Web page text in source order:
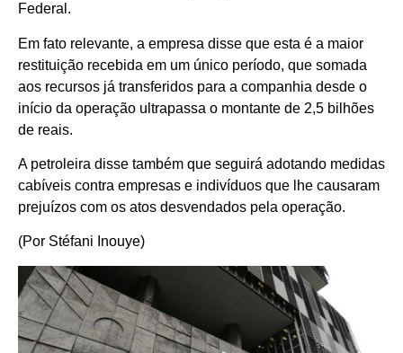
Federal.
Em fato relevante, a empresa disse que esta é a maior
restituição recebida em um único período, que somada
aos recursos já transferidos para a companhia desde o
início da operação ultrapassa o montante de 2,5 bilhões
de reais.
A petroleira disse também que seguirá adotando medidas
cabíveis contra empresas e indivíduos que lhe causaram
prejuízos com os atos desvendados pela operação.
(Por Stéfani Inouye)